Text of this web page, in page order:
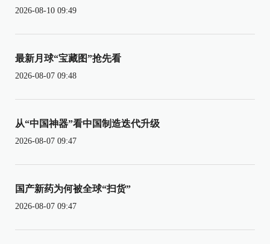
2026-08-10 09:49
最新月球“宝藏图”抢先看
2026-08-07 09:48
从“中国神器”看中国制造迭代升级
2026-08-07 09:47
国产新药为何被全球“扫货”
2026-08-07 09:47